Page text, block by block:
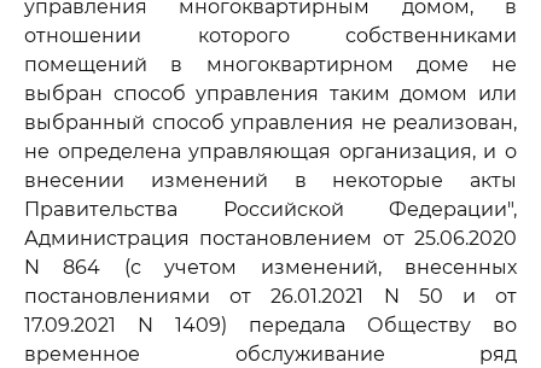
управления многоквартирным домом, в
отношении которого собственниками
помещений в многоквартирном доме не
выбран способ управления таким домом или
выбранный способ управления не реализован,
не определена управляющая организация, и о
внесении изменений в некоторые акты
Правительства Российской Федерации",
Администрация постановлением от 25.06.2020
N 864 (с учетом изменений, внесенных
постановлениями от 26.01.2021 N 50 и от
17.09.2021 N 1409) передала Обществу во
временное обслуживание ряд